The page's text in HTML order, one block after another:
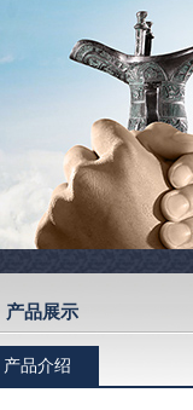
产品展示
产品介绍